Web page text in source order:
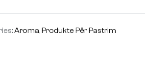
Aroma,Produkte Për Pastrim